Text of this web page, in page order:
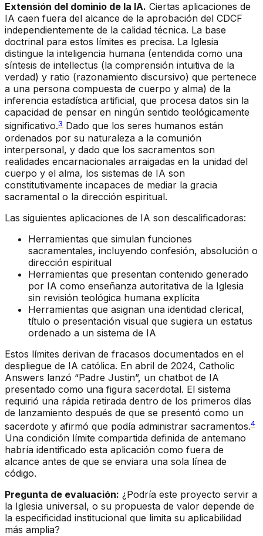
Extensión del dominio de la IA. Ciertas aplicaciones de
IA caen fuera del alcance de la aprobación del CDCF
independientemente de la calidad técnica. La base
doctrinal para estos límites es precisa. La Iglesia
distingue la inteligencia humana (entendida como una
síntesis de intellectus (la comprensión intuitiva de la
verdad) y ratio (razonamiento discursivo) que pertenece
a una persona compuesta de cuerpo y alma) de la
inferencia estadística artificial, que procesa datos sin la
capacidad de pensar en ningún sentido teológicamente
significativo.3 Dado que los seres humanos están
ordenados por su naturaleza a la comunión
interpersonal, y dado que los sacramentos son
realidades encarnacionales arraigadas en la unidad del
cuerpo y el alma, los sistemas de IA son
constitutivamente incapaces de mediar la gracia
sacramental o la dirección espiritual.
Las siguientes aplicaciones de IA son descalificadoras:
Herramientas que simulan funciones
sacramentales, incluyendo confesión, absolución o
dirección espiritual
Herramientas que presentan contenido generado
por IA como enseñanza autoritativa de la Iglesia
sin revisión teológica humana explícita
Herramientas que asignan una identidad clerical,
título o presentación visual que sugiera un estatus
ordenado a un sistema de IA
Estos límites derivan de fracasos documentados en el
despliegue de IA católica. En abril de 2024, Catholic
Answers lanzó “Padre Justin”, un chatbot de IA
presentado como una figura sacerdotal. El sistema
requirió una rápida retirada dentro de los primeros días
de lanzamiento después de que se presentó como un
sacerdote y afirmó que podía administrar sacramentos.4
Una condición límite compartida definida de antemano
habría identificado esta aplicación como fuera de
alcance antes de que se enviara una sola línea de
código.
Pregunta de evaluación: ¿Podría este proyecto servir a
la Iglesia universal, o su propuesta de valor depende de
la especificidad institucional que limita su aplicabilidad
más amplia?